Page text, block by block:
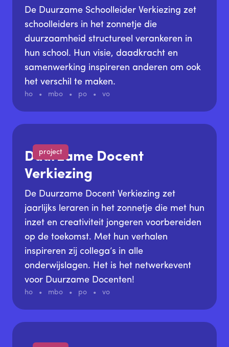
De Duurzame Schoolleider Verkiezing zet
schoolleiders in het zonnetje die
duurzaamheid structureel verankeren in
hun school. Hun visie, daadkracht en
samenwerking inspireren anderen om ook
het verschil te maken.
ho mbo po vo
project
Duurzame Docent
Verkiezing
De Duurzame Docent Verkiezing zet
jaarlijks leraren in het zonnetje die met hun
inzet en creativiteit jongeren voorbereiden
op de toekomst. Met hun verhalen
inspireren zij collega’s in alle
onderwijslagen. Het is het netwerkevent
voor Duurzame Docenten!
ho mbo po vo